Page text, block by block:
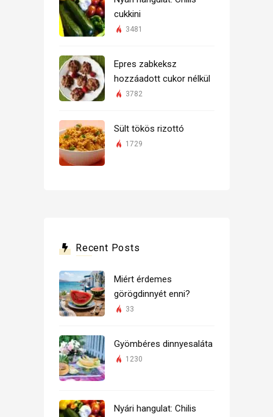
cukkini
3481
Epres zabkeksz
hozzáadott cukor nélkül
3782
Sült tökös rizottó
1729
Recent Posts
Miért érdemes
görögdinnyét enni?
33
Gyömbéres dinnyesaláta
1230
Nyári hangulat: Chilis